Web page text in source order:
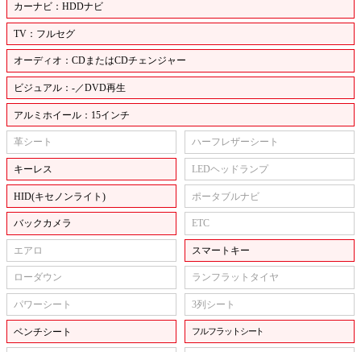
カーナビ：HDDナビ
TV：フルセグ
オーディオ：CDまたはCDチェンジャー
ビジュアル：-／DVD再生
アルミホイール：15インチ
革シート ハーフレザーシート
キーレス LEDヘッドランプ
HID(キセノンライト) ポータブルナビ
バックカメラ ETC
エアロ スマートキー
ローダウン ランフラットタイヤ
パワーシート 3列シート
ベンチシート フルフラットシート